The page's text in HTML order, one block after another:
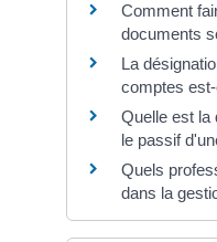
Comment
documents
La
comptes
Quelle est la
le passif
Quels
dans la